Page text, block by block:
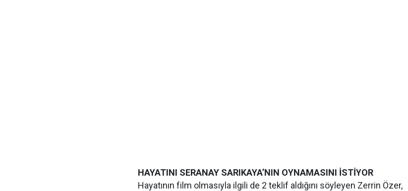
HAYATINI SERANAY SARIKAYA’NIN OYNAMASINI İSTİYOR
Hayatının film olmasıyla ilgili de 2 teklif aldığını söyleyen Zerrin Özer,